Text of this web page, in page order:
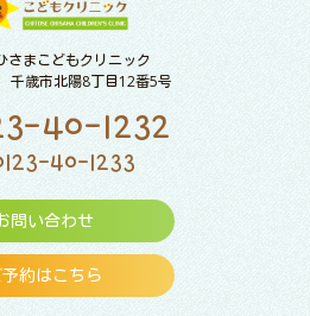
さまこどもクリニック
歳市北陽8丁目12番5号
40-1232
40-1233
問い合わせ
予約はこちら